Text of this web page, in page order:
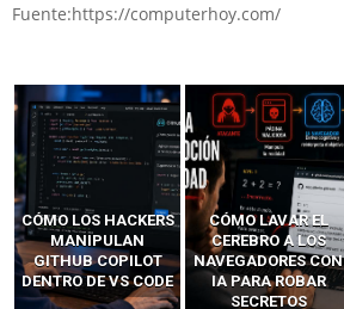
Fuente:https://computerhoy.com/
CÓMO LOS HACKERS
MANIPULAN
GITHUB COPILOT
DENTRO DE VS CODE
CÓMO LAVAR EL
CEREBRO A LOS
NAVEGADORES CON
IA PARA ROBAR
SECRETOS